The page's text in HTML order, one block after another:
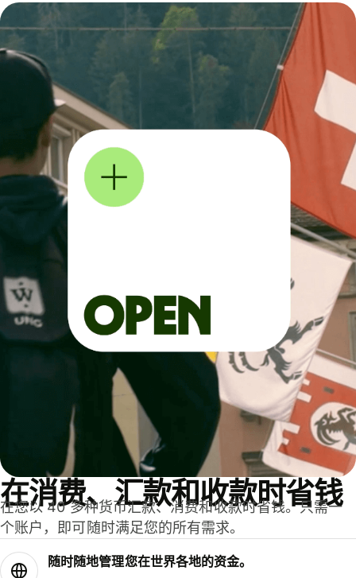
在消费、汇款和收款时省钱
在您以 40 多种货币汇款、消费和收款时省钱。只需一
个账户，即可随时满足您的所有需求。
随时随地管理您在世界各地的资金。